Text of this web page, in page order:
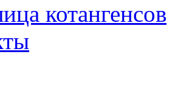
котангенсов